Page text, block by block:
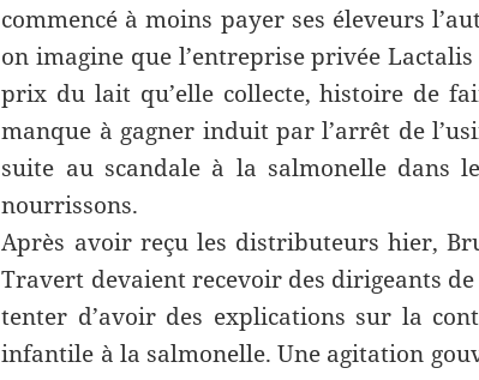
commencé à moins payer ses éleveurs
on imagine que l’entreprise privée
prix du lait qu’elle collecte, histoire de
manque à gagner induit par l’arrêt de
suite au scandale à la salmonelle dans
nourrissons.
Après avoir reçu les distributeurs hier,
Travert devaient recevoir des dirigeants
tenter d’avoir des explications sur la
infantile à la salmonelle. Une agitation